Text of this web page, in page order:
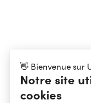
👋 Bienvenue sur
Notre site
cookies